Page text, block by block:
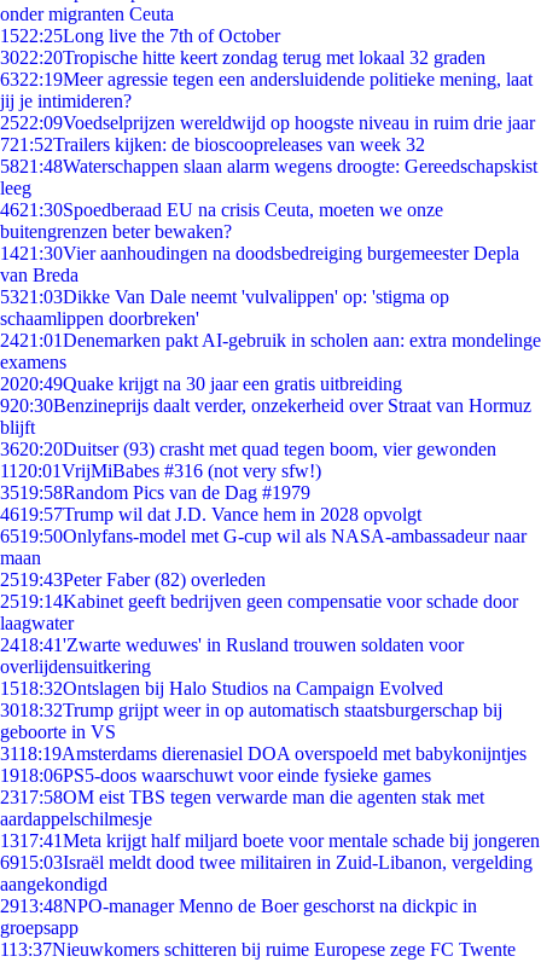
onder migranten Ceuta
1522:25Long live the 7th of October
3022:20Tropische hitte keert zondag terug met lokaal 32 graden
6322:19Meer agressie tegen een andersluidende politieke mening, laat
jij je intimideren?
2522:09Voedselprijzen wereldwijd op hoogste niveau in ruim drie jaar
721:52Trailers kijken: de bioscoopreleases van week 32
5821:48Waterschappen slaan alarm wegens droogte: Gereedschapskist
leeg
4621:30Spoedberaad EU na crisis Ceuta, moeten we onze
buitengrenzen beter bewaken?
1421:30Vier aanhoudingen na doodsbedreiging burgemeester Depla
van Breda
5321:03Dikke Van Dale neemt 'vulvalippen' op: 'stigma op
schaamlippen doorbreken'
2421:01Denemarken pakt AI-gebruik in scholen aan: extra mondelinge
examens
2020:49Quake krijgt na 30 jaar een gratis uitbreiding
920:30Benzineprijs daalt verder, onzekerheid over Straat van Hormuz
blijft
3620:20Duitser (93) crasht met quad tegen boom, vier gewonden
11 20:01VrijMiBabes #316 (not very sfw!)
3519:58Random Pics van de Dag #1979
4619:57Trump wil dat J.D. Vance hem in 2028 opvolgt
6519:50Onlyfans-model met G-cup wil als NASA-ambassadeur naar
maan
2519:43Peter Faber (82) overleden
2519:14Kabinet geeft bedrijven geen compensatie voor schade door
laagwater
2418:41'Zwarte weduwes' in Rusland trouwen soldaten voor
overlijdensuitkering
1518:32Ontslagen bij Halo Studios na Campaign Evolved
3018:32Trump grijpt weer in op automatisch staatsburgerschap bij
geboorte in VS
3118:19Amsterdams dierenasiel DOA overspoeld met babykonijntjes
1918:06PS5-doos waarschuwt voor einde fysieke games
2317:58OM eist TBS tegen verwarde man die agenten stak met
aardappelschilmesje
1317:41Meta krijgt half miljard boete voor mentale schade bij jongeren
6915:03Israël meldt dood twee militairen in Zuid-Libanon, vergelding
aangekondigd
2913:48NPO-manager Menno de Boer geschorst na dickpic in
groepsapp
113:37Nieuwkomers schitteren bij ruime Europese zege FC Twente